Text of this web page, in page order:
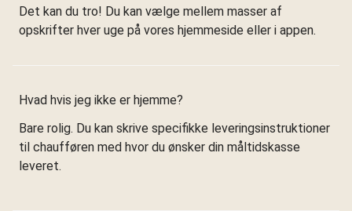
Det kan du tro! Du kan vælge mellem masser af
opskrifter hver uge på vores hjemmeside eller i appen.
Hvad hvis jeg ikke er hjemme?
Bare rolig. Du kan skrive specifikke leveringsinstruktioner
til chaufføren med hvor du ønsker din måltidskasse
leveret.